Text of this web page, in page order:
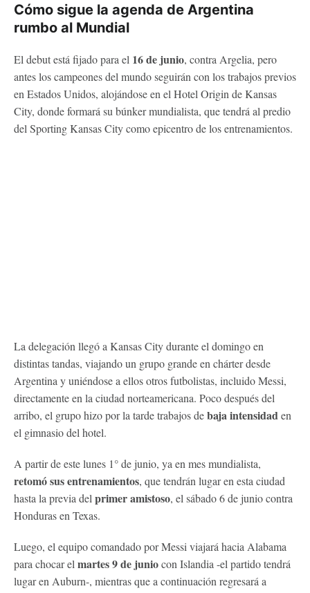
Cómo sigue la agenda de Argentina
rumbo al Mundial
El debut está fijado para el 16 de junio, contra Argelia, pero
antes los campeones del mundo seguirán con los trabajos previos
en Estados Unidos, alojándose en el Hotel Origin de Kansas
City, donde formará su búnker mundialista, que tendrá al predio
del Sporting Kansas City como epicentro de los entrenamientos.
La delegación llegó a Kansas City durante el domingo en
distintas tandas, viajando un grupo grande en chárter desde
Argentina y uniéndose a ellos otros futbolistas, incluido Messi,
directamente en la ciudad norteamericana. Poco después del
arribo, el grupo hizo por la tarde trabajos debaja intensidad en
el gimnasio del hotel.
A partir de este lunes 1° de junio, ya en mes mundialista,
retomó sus entrenamientos, que tendrán lugar en esta ciudad
hasta la previa del primer amistoso, el sábado 6 de junio contra
Honduras en Texas.
Luego, el equipo comandado por Messi viajará hacia Alabama
para chocar el martes 9 de juniocon Islandia -el partido tendrá
lugar en Auburn-, mientras que a continuación regresará a